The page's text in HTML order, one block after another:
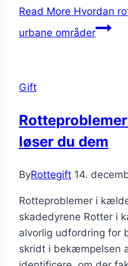
Read More Hvordan
urbane områder
Gift
løser du dem
ByRottegift 14.
Rotteproblemer i
skadedyrene Rotter i
alvorlig udfordring for
skridt i bekæmpelsen